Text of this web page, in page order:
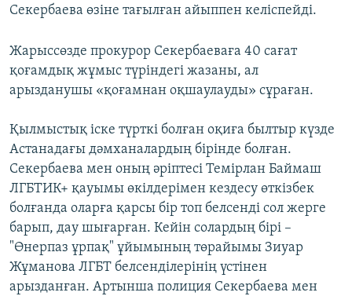
Секербаева өзіне тағылған айыппен келіспейді.
Жарыссөзде прокурор Секербаеваға 40 сағат
қоғамдық жұмыс түріндегі жазаны, ал
арызданушы «қоғамнан оқшаулауды» сұраған.
Қылмыстық іске түрткі болған оқиға былтыр күзде
Астанадағы дәмханалардың бірінде болған.
Секербаева мен оның әріптесі Темірлан Баймаш
ЛГБТИК+ қауымы өкілдерімен кездесу өткізбек
болғанда оларға қарсы бір топ белсенді сол жерге
барып, дау шығарған. Кейін солардың бірі –
"Өнерпаз ұрпақ" ұйымының төрайымы Зиуар
Жұманова ЛГБТ белсенділерінің үстінен
арызданған. Артынша полиция Секербаева мен